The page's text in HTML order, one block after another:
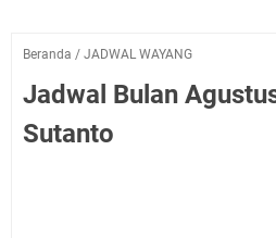
Beranda / JADWAL WAYANG
Jadwal Bulan
Sutanto